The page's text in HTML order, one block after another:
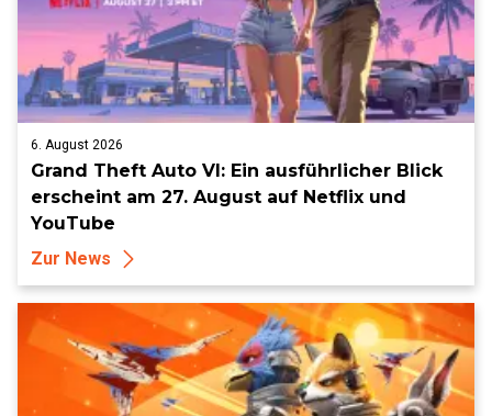
6. August 2026
Grand Theft Auto VI: Ein ausführlicher Blick
erscheint am 27. August auf Netflix und
YouTube
Zur News